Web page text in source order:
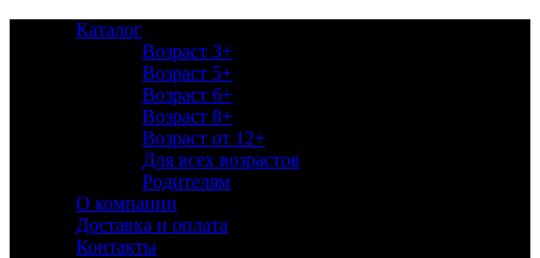
Каталог
Возраст 3+
Возраст 5+
Возраст 6+
Возраст 8+
Возраст от 12+
Для всех возрастов
Родителям
О компании
Доставка и оплата
Контакты